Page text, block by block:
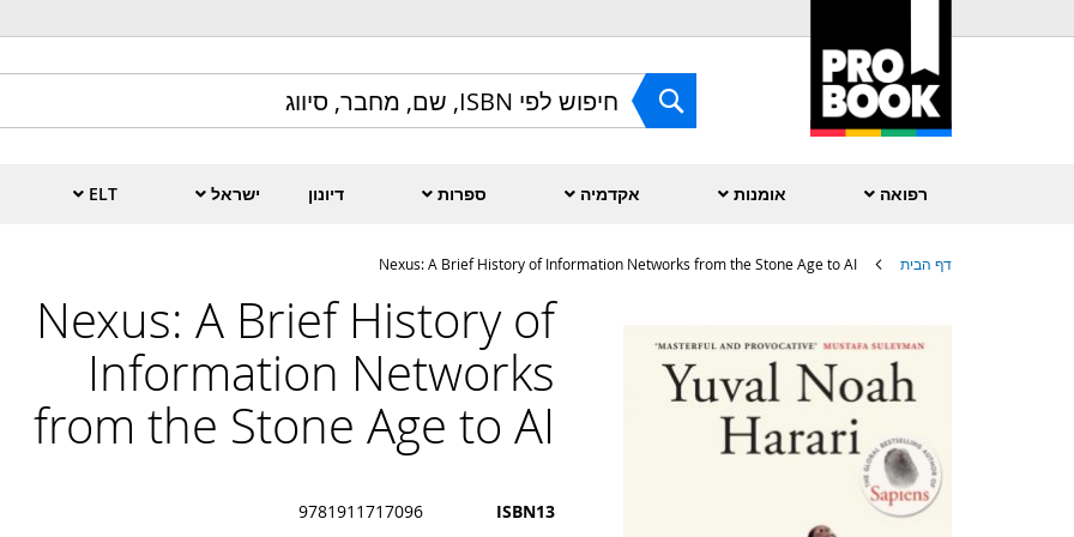
to
Content
חפש
רפואה אומנות אקדמיה ספרות דיונון ישראל ELT
דף הבית Nexus: A Brief History of Information Networks from the Stone Age to AI
Nexus: A Brief History of
Information Networks
from the Stone Age to AI
ISBN13
9781911717096
לסוף
גלריית
תמונות